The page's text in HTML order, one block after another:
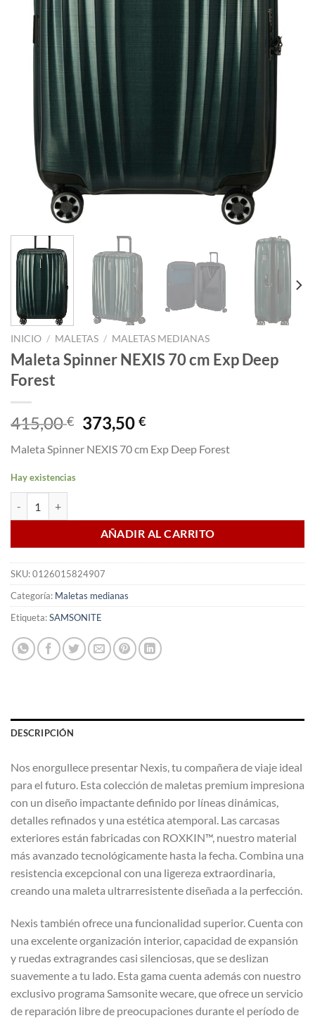
INICIO / MALETAS / MALETAS MEDIANAS
Maleta Spinner NEXIS 70 cm Exp Deep
Forest
415,00€ El
precio
original
373,50€El
actual
Maleta Spinner NEXIS 70 cm Exp Deep Forest
Hay existencias
AÑADIR AL CARRITO
SKU:0126015824907
Categoría: Maletas medianas
Etiqueta:SAMSONITE
DESCRIPCIÓN
Nos enorgullece presentar Nexis, tu compañera de viaje ideal
para el futuro. Esta colección de maletas premium impresiona
con un diseño impactante definido por líneas dinámicas,
detalles refinados y una estética atemporal. Las carcasas
exteriores están fabricadas con ROXKIN™, nuestro material
más avanzado tecnológicamente hasta la fecha. Combina una
resistencia excepcional con una ligereza extraordinaria,
creando una maleta ultrarresistente diseñada a la perfección.
Nexis también ofrece una funcionalidad superior. Cuenta con
una excelente organización interior, capacidad de expansión
y ruedas extragrandes casi silenciosas, que se deslizan
suavemente a tu lado. Esta gama cuenta además con nuestro
exclusivo programa Samsonite wecare, que ofrece un servicio
de reparación libre de preocupaciones durante el período de